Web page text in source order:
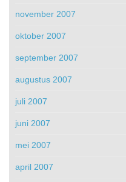
november 2007
oktober 2007
september 2007
augustus 2007
juli 2007
juni 2007
mei 2007
april 2007